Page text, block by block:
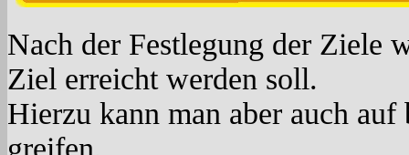
Nach der Festlegung der Ziele
Ziel erreicht werden soll.
Hierzu kann man aber auch
greifen.